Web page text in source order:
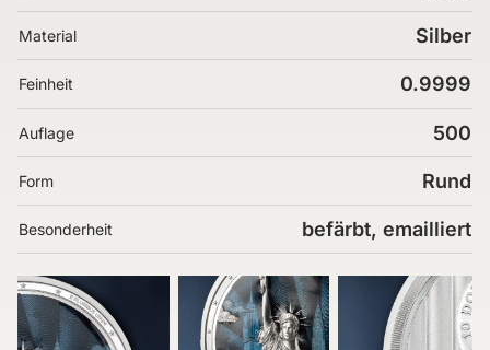
Material Silber
Feinheit 0.9999
Auflage 500
Form Rund
Besonderheit befärbt, emailliert